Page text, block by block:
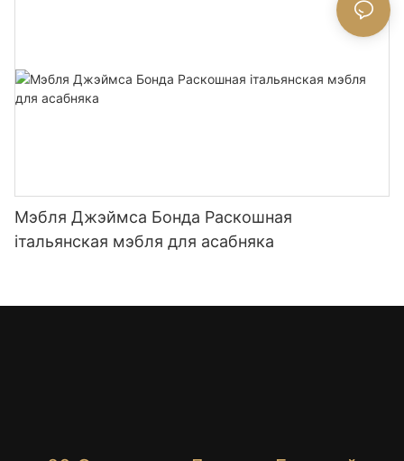
Мэбля Джэймса Бонда Раскошная
італьянская мэбля для асабняка